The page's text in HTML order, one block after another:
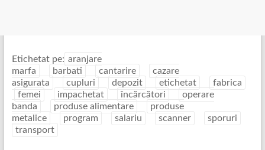
Etichetat pe: aranjare
marfa
barbati cantarire
cazare
asigurata
cupluri depozit etichetat
fabrica
femei
impachetat încărcători
operare
banda
produse alimentare
produse
metalice
program salariu scanner
sporuri
transport